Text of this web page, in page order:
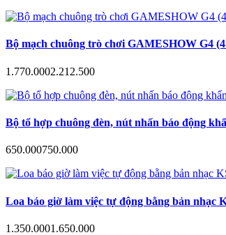
Bộ mạch chuông trò chơi GAMESHOW G4
1.770.0002.212.500
Bộ tổ hợp chuông đèn, nút nhấn báo động
650.000750.000
Loa báo giờ làm việc tự động bằng bản nhạc
1.350.0001.650.000